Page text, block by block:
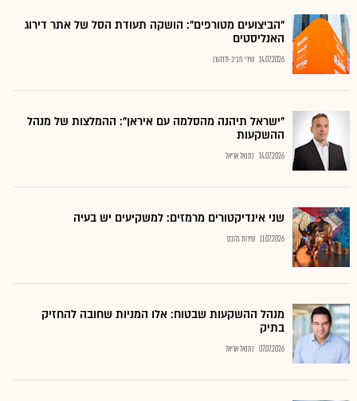
"הביצועים מטורפים": הושקה תעודת הסל של אתר דירוג
האנליסטים
14.07.2026 שירי חביב-ולדהורן
"ישראל תיהנה מהסלמה עם איראן": ההמלצות של מנהל
ההשקעות
14.07.2026 נתנאל אריאל
שני אינדיקטורים מרמזים: למשקיעים יש בעיה
11.07.2026 שירות גלובס
מנהל ההשקעות שבטוח: אלו המניות שחובה להחזיק
בתיק
07.07.2026 נתנאל אריאל